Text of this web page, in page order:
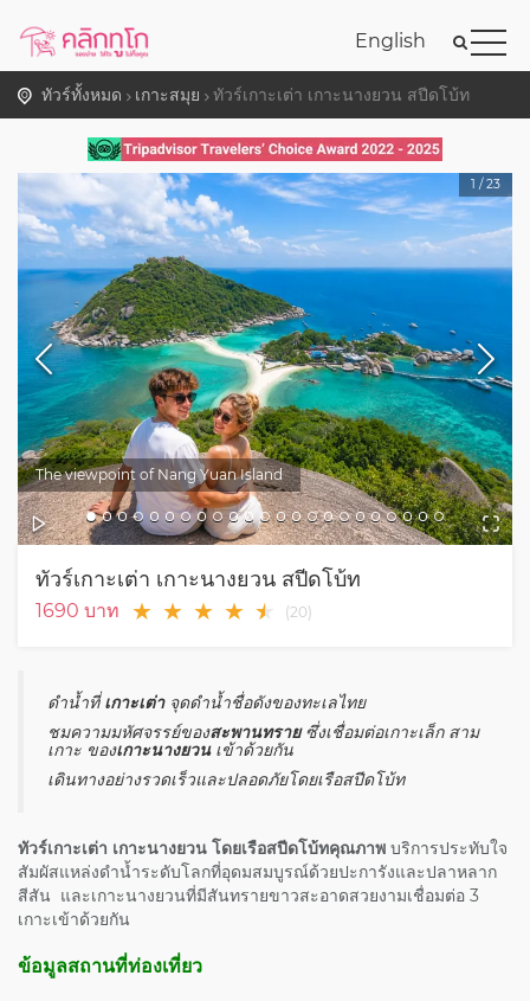
English
ทัวร์ทั้งหมด เกาะสมุย ทัวร์เกาะเต่า เกาะนางยวน สปีดโบ้ท
The viewpoint of Nang Yuan Island
1 /23
ทัวร์เกาะเต่า เกาะนางยวน สปีดโบ้ท
1690 บาท ★ ★ ★ ★ ★
★ (20)
ดำน้ำที่เกาะเต่าจุดดำน้ำชื่อดังของทะเลไทย
ชมความมหัศจรรย์ของสะพานทรายซึ่งเชื่อมต่อเกาะเล็ก สาม
เกาะ ของเกาะนางยวน เข้าด้วยกัน
เดินทางอย่างรวดเร็วและปลอดภัยโดยเรือสปีดโบ้ท
ทัวร์เกาะเต่า เกาะนางยวน โดยเรือสปีดโบ้ทคุณภาพ บริการประทับใจ
สัมผัสแหล่งดำน้ำระดับโลกที่อุดมสมบูรณ์ด้วยปะการังและปลาหลาก
สีสัน และเกาะนางยวนที่มีสันทรายขาวสะอาดสวยงามเชื่อมต่อ 3
เกาะเข้าด้วยกัน
ข้อมูลสถานที่ท่องเที่ยว